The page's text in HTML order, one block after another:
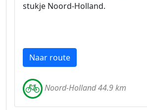
stukje Noord-Holland.
Naar route
Noord-Holland 44.9 km